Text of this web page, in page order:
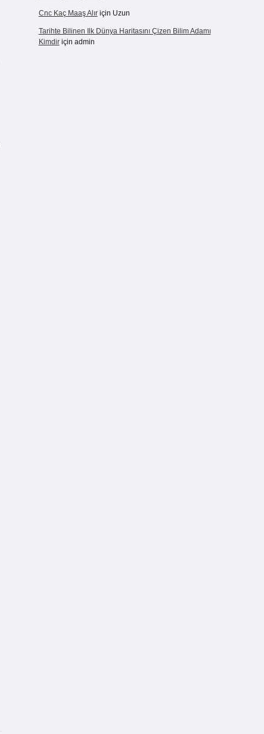
Cnc Kaç Maaş Alıriçin Uzun
Tarihte Bilinen Ilk Dünya Haritasını Çizen Bilim Adamı
Kimdiriçin admin